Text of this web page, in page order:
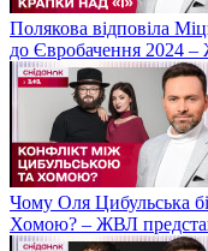
Полякова відповіла
до Євробачення 2024
Чому Оля Цибульська
Хомою? – ЖВЛ